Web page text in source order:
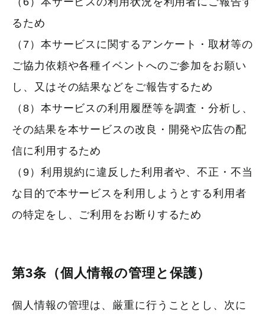
るため
（7）本サービスに関するアンケート・取材等の
ご協力依頼や各種イベントへのご参加をお願い
し、又はその結果などをご報告するため
（8）本サービスの利用履歴等を調査・分析し、
その結果を本サービスの改良・開発や広告の配
信に利用するため
（9）利用規約に違反した利用者や、不正・不当
な目的で本サービスを利用しようとする利用者
の特定をし、ご利用をお断りするため
第3条（個人情報の管理と保護）
個人情報の管理は、厳重に行うこととし、次に